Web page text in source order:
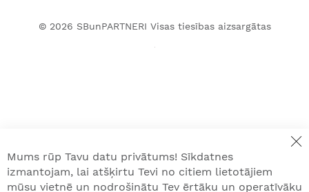
© 2026 SBunPARTNERI Visas tiesības aizsargātas
Mums rūp Tavu datu privātums! Sīkdatnes
izmantojam, lai atšķirtu Tevi no citiem lietotājiem
mūsu vietnē un nodrošinātu Tev ērtāku un operatīvāku